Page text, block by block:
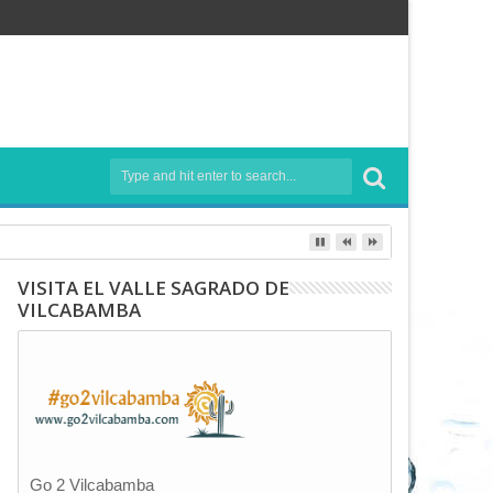
VISITA EL VALLE SAGRADO DE
VILCABAMBA
Go 2 Vilcabamba